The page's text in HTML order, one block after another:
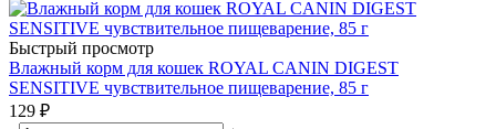
Быстрый просмотр
Влажный корм для кошек ROYAL CANIN DIGEST
SENSITIVE чувствительное пищеварение, 85 г
129 ₽